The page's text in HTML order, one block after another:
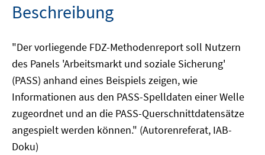
Beschreibung
"Der vorliegende FDZ-Methodenreport soll Nutzern
des Panels 'Arbeitsmarkt und soziale Sicherung'
(PASS) anhand eines Beispiels zeigen, wie
Informationen aus den PASS-Spelldaten einer Welle
zugeordnet und an die PASS-Querschnittdatensätze
angespielt werden können." (Autorenreferat, IAB-
Doku)